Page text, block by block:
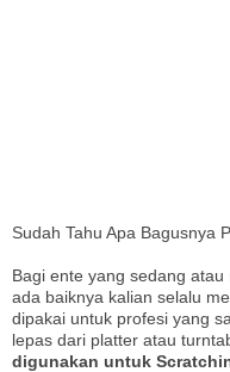
Sudah Tahu Apa Bagusnya
Bagi ente yang sedang
ada baiknya kalian selalu
dipakai untuk profesi yang
lepas dari platter atau
digunakan untuk